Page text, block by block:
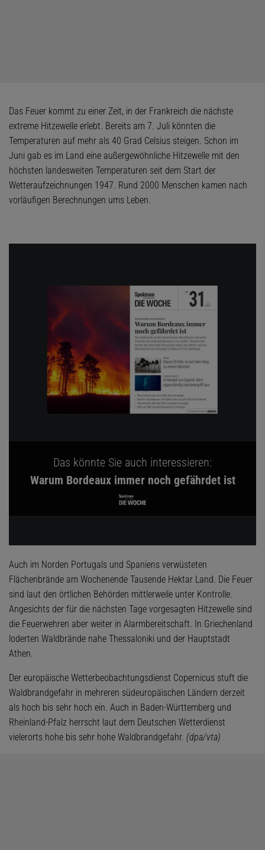
Das Feuer kommt zu einer Zeit, in der Frankreich die nächste
extreme Hitzewelle erlebt. Bereits am 7. Juli könnten die
Temperaturen auf mehr als 40 Grad Celsius steigen. Schon im
Juni gab es im Land eine außergewöhnliche Hitzewelle mit den
höchsten landesweiten Temperaturen seit dem Start der
Wetteraufzeichnungen 1947. Rund 2000 Menschen kamen nach
vorläufigen Berechnungen ums Leben.
Das könnte Sie auch interessieren:
Warum Bordeaux immer noch gefährdet ist
Auch im Norden Portugals und Spaniens verwüsteten
Flächenbrände am Wochenende Tausende Hektar Land. Die Feuer
sind laut den örtlichen Behörden mittlerweile unter Kontrolle.
Angesichts der für die nächsten Tage vorgesagten Hitzewelle sind
die Feuerwehren aber weiter in Alarmbereitschaft. In Griechenland
loderten Waldbrände nahe Thessaloniki und der Hauptstadt
Athen.
Der europäische Wetterbeobachtungsdienst Copernicus stuft die
Waldbrandgefahr in mehreren südeuropäischen Ländern derzeit
als hoch bis sehr hoch ein. Auch in Baden-Württemberg und
Rheinland-Pfalz herrscht laut dem Deutschen Wetterdienst
vielerorts hohe bis sehr hohe Waldbrandgefahr. (dpa/vta)